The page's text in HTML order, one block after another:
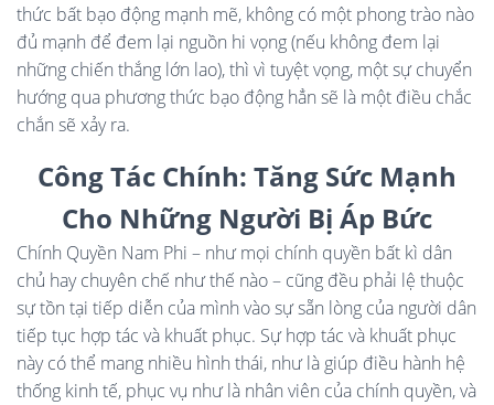
thức bất bạo động mạnh mẽ, không có một phong trào nào
đủ mạnh để đem lại nguồn hi vọng (nếu không đem lại
những chiến thắng lớn lao), thì vì tuyệt vọng, một sự chuyển
hướng qua phương thức bạo động hẳn sẽ là một điều chắc
chắn sẽ xảy ra.
Công Tác Chính: Tăng Sức Mạnh
Cho Những Người Bị Áp Bức
Chính Quyền Nam Phi – như mọi chính quyền bất kì dân
chủ hay chuyên chế như thế nào – cũng đều phải lệ thuộc
sự tồn tại tiếp diễn của mình vào sự sẵn lòng của người dân
tiếp tục hợp tác và khuất phục. Sự hợp tác và khuất phục
này có thể mang nhiều hình thái, như là giúp điều hành hệ
thống kinh tế, phục vụ như là nhân viên của chính quyền, và